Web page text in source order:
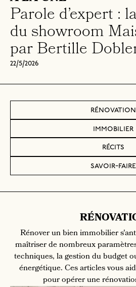
Parole d’expert :
du showroom
par Bertille
22/5/2026
rénovation
immobilier
récits
savoir-faire
Rénover un bien immobilier
maîtriser de nombreux
techniques, la gestion du budget
énergétique. Ces articles vous
pour opérer une